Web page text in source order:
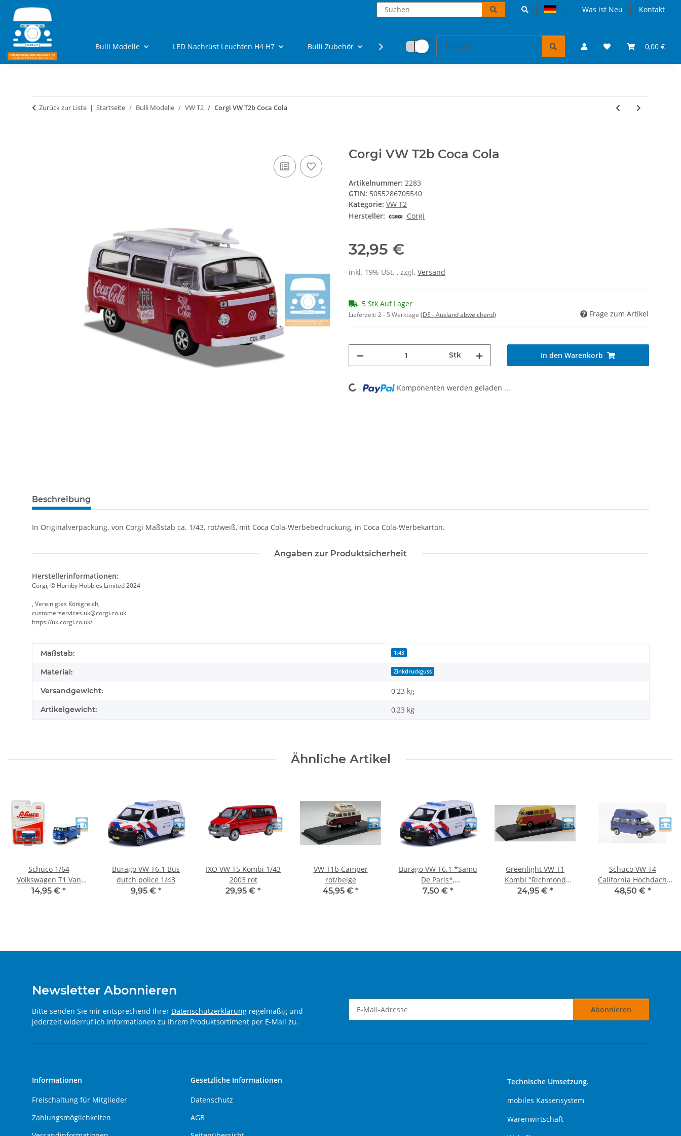
Was ist Neu Kontakt
0,00 €
Bulli Modelle LED Nachrüst Leuchten H4 H7 Bulli Zubehör Fanartikel Accessoires und Geschenke VW Bulli Puzzles & Bücher
Zurück zur Liste Startseite Bulli Modelle VW T2 Corgi VW T2b Coca Cola
Corgi VW T2b Coca Cola
Artikelnummer: 2283
GTIN: 5055286705540
Kategorie: VW T2
Hersteller:
Corgi
32,95 €
inkl. 19% USt. , zzgl. Versand
5 Stk Auf Lager
Lieferzeit:2 - 5 Werktage (DE - Ausland abweichend) Frage zum Artikel
Stk In den Warenkorb
Loading... Komponenten werden geladen ...
Beschreibung
In Originalverpackung. von Corgi Maßstab ca. 1/43, rot/weiß, mit Coca Cola-Werbebedruckung, in Coca Cola-Werbekarton.
Angaben zur Produktsicherheit
Herstellerinformationen:
Corgi, © Hornby Hobbies Limited 2024
, Vereinigtes Königreich,
customerservices.uk@corgi.co.uk
https://uk.corgi.co.uk/
Produkteigenschaft
Wert
Maßstab: 1:43
Material: Zinkdruckguss
Versandgewicht: 0,23 kg
Artikelgewicht: 0,23 kg
Ähnliche Artikel
Schuco 1/64
Volkswagen T1 Van
*Porsche-Diesel*,
14,95 € *
Burago VW T6.1 Bus
dutch police 1/43
9,95 € *
IXO VW T5 Kombi 1/43
2003 rot
29,95 € *
VW T1b Camper
rot/beige
45,95 € *
Burago VW T6.1 *Samu
De Paris*,
white/yellow/blue
7,50 € *
Greenlight VW T1
Kombi "Richmond
High"
24,95 € *
Schuco VW T4
California Hochdach
blau
48,50 € *
Newsletter Abonnieren
Bitte senden Sie mir entsprechend Ihrer Datenschutzerklärung regelmäßig und
jederzeit widerruflich Informationen zu Ihrem Produktsortiment per E-Mail zu.
Abonnieren
Informationen
Freischaltung für Mitglieder
Zahlungsmöglichkeiten
Gesetzliche Informationen
Datenschutz
AGB
Technische Umsetzung.
mobiles Kassensystem
Warenwirtschaft